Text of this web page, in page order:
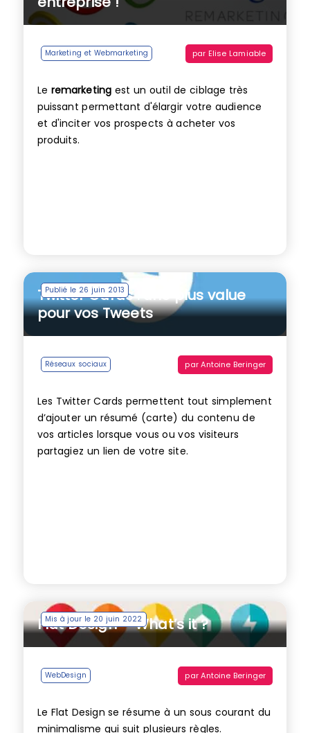
Marketing et Webmarketing par Elise Lamiable
Le remarketing est un outil de ciblage très
puissant permettant d'élargir votre audience
et d'inciter vos prospects à acheter vos
produits.
Publié le 26 juin 2013
Twitter Cards : une plus value
pour vos Tweets
Réseaux sociaux parAntoine Beringer
Les Twitter Cards permettent tout simplement
d’ajouter un résumé (carte) du contenu de
vos articles lorsque vous ou vos visiteurs
partagiez un lien de votre site.
Mis à jour le 20 juin 2022
Flat Design – What’s it ?
WebDesign parAntoine Beringer
Le Flat Design se résume à un sous courant du
minimalisme qui suit plusieurs règles.